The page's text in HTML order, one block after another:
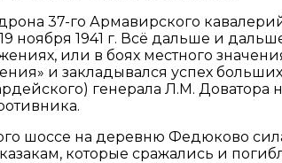
37-го Армавирского
1941 г. Всё дальше и
или в боях местного
и закладывался успех
генерала Л.М.
шоссе на деревню Федюково
которые сражались и